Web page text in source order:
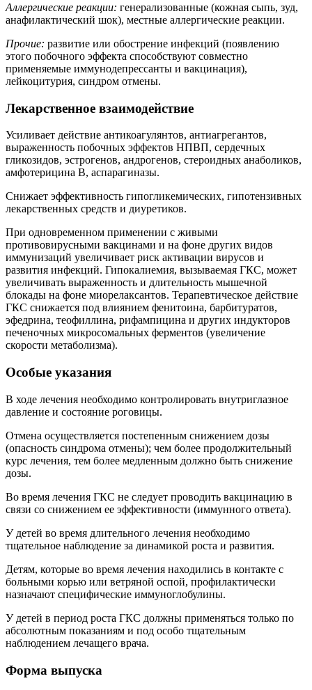
Аллергические реакции: генерализованные (кожная сыпь, зуд,
анафилактический шок), местные аллергические реакции.
Прочие: развитие или обострение инфекций (появлению
этого побочного эффекта способствуют совместно
применяемые иммунодепрессанты и вакцинация),
лейкоцитурия, синдром отмены.
Лекарственное взаимодействие
Усиливает действие антикоагулянтов, антиагрегантов,
выраженность побочных эффектов НПВП, сердечных
гликозидов, эстрогенов, андрогенов, стероидных анаболиков,
амфотерицина В, аспарагиназы.
Снижает эффективность гипогликемических, гипотензивных
лекарственных средств и диуретиков.
При одновременном применении с живыми
противовирусными вакцинами и на фоне других видов
иммунизаций увеличивает риск активации вирусов и
развития инфекций. Гипокалиемия, вызываемая ГКС, может
увеличивать выраженность и длительность мышечной
блокады на фоне миорелаксантов. Терапевтическое действие
ГКС снижается под влиянием фенитоина, барбитуратов,
эфедрина, теофиллина, рифампицина и других индукторов
печеночных микросомальных ферментов (увеличение
скорости метаболизма).
Особые указания
В ходе лечения необходимо контролировать внутриглазное
давление и состояние роговицы.
Отмена осуществляется постепенным снижением дозы
(опасность синдрома отмены); чем более продолжительный
курс лечения, тем более медленным должно быть снижение
дозы.
Во время лечения ГКС не следует проводить вакцинацию в
связи со снижением ее эффективности (иммунного ответа).
У детей во время длительного лечения необходимо
тщательное наблюдение за динамикой роста и развития.
Детям, которые во время лечения находились в контакте с
больными корью или ветряной оспой, профилактически
назначают специфические иммуноглобулины.
У детей в период роста ГКС должны применяться только по
абсолютным показаниям и под особо тщательным
наблюдением лечащего врача.
Форма выпуска